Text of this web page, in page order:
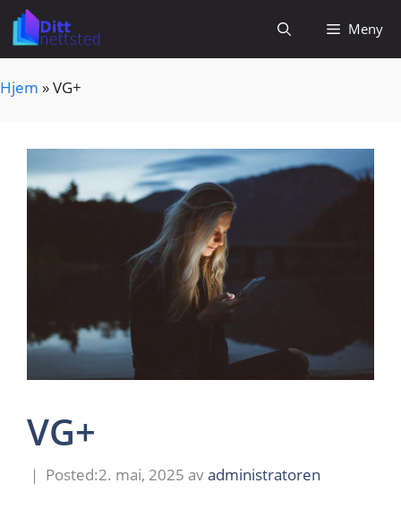
Hopp
innhold
Meny
Hjem »VG+
VG+
2. mai, 2025 avadministratoren